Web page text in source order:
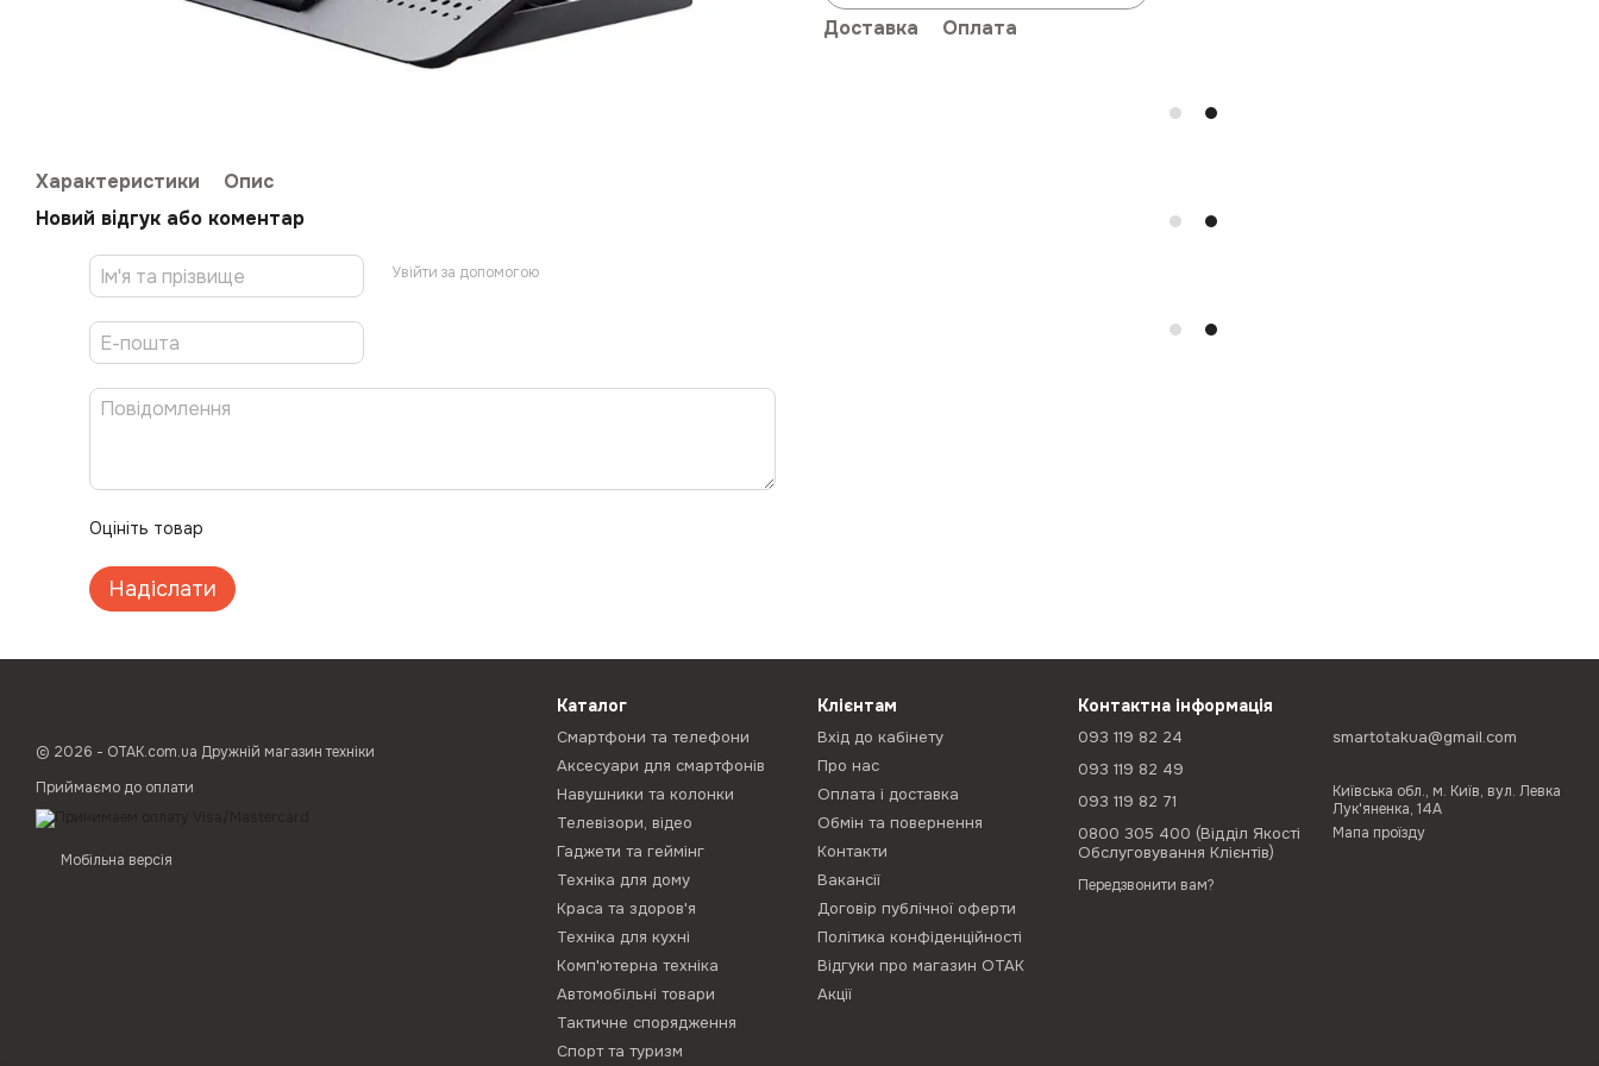
Характеристики
Опис
Новий відгук або коментар
Увійти за допомогою
Оцініть товар
Надіслати
Доставка Оплата
© 2026 - ОТАК.com.ua Дружній магазин техніки
Приймаємо до оплати
Мобільна версія
Каталог
Смартфони та телефони
Аксесуари для смартфонів
Навушники та колонки
Телевізори, відео
Гаджети та геймінг
Техніка для дому
Краса та здоров'я
Техніка для кухні
Комп'ютерна техніка
Автомобільні товари
Тактичне спорядження
Спорт та туризм
Клієнтам
Вхід до кабінету
Про нас
Оплата і доставка
Обмін та повернення
Контакти
Вакансії
Договір публічної оферти
Політика конфіденційності
Відгуки про магазин ОТАК
Акції
Контактна інформація
093 119 82 24
093 119 82 49
093 119 82 71
0800 305 400 (Відділ Якості
Обслуговування Клієнтів)
Передзвонити вам?
smartotakua@gmail.com
Київська обл., м. Київ, вул. Левка
Лук'яненка, 14А
Мапа проїзду